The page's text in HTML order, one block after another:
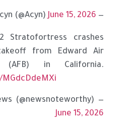
— Acyn (@Acyn)
June 15, 2026
Stratofortress crashes
from Edward Air
(AFB) in California.
— Noteworthy News (@newsnoteworthy)
June 15, 2026